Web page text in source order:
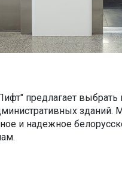
предлагает выбрать
зданий.
и надежное